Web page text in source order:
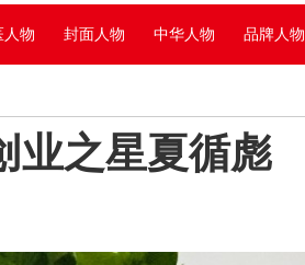
人物 封面人物 中华人物 品牌人物
业之星夏循彪